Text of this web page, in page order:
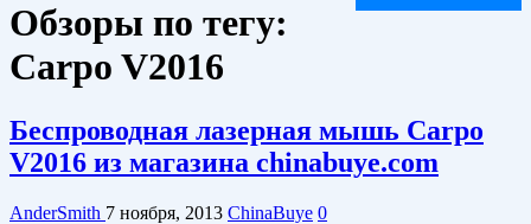
Обзоры по тегу:
Carpo V2016
Беспроводная лазерная мышь Carpo
V2016 из магазина chinabuye.com
AnderSmith 7 ноября, 2013 ChinaBuye 0